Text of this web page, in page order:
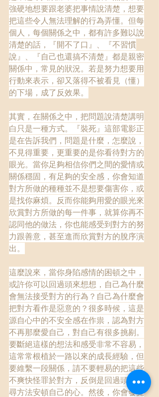
強硬地想要跟老婆把事情說清楚，想要
把這些令人無法理解的行為弄懂。但每
個人，每個關係之中，都有許多難以說
清楚的話，『開不了口』、『不習慣
說』、『自己也還搞不清楚』都是親密
關係中，常見的狀況。若是努力想要用
行動來表示，卻又落得不被看見（懂）
的下場，成了反效果。
其實，在關係之中，把問題說清楚講明
白只是一種方式。『裝死』這部電影正
是在告訴我們，問題是什麼，怎麼說，
不見得重要，更重要的是你看待對方的
眼光。當你足夠相信你們之間的愛情或
關係穩固，有足夠的安全感，你會知道
對方所做的種種並不是想要傷害你，或
是找你麻煩。反而你能夠用愛的眼光來
欣賞對方所做的每一件事，就算你再不
認同他的做法，你也能感受到對方的努
力跟善意，甚至進而欣賞對方的脫序演
出。
這麼說來，當你身陷感情的困頓之中，
或許你可以回過頭來想想，自己為什麼
會無法接受對方的行為？自己為什麼會
把對方看作是惡意的？很多時候，這是
源自心中的不安全感在作祟，認為對方
不再那麼愛自己，對自己有很多挑剔。
要斷絕這樣的想法和感受非常不容易，
這常常根植於一路以來的成長經驗，但
要維繫一段關係，請不要輕易的把這些
不爽快怪罪於對方，反倒是回過頭來找
尋方法安頓自己的心。然後，你會發覺